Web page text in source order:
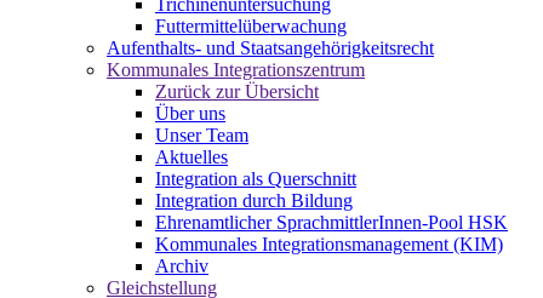
Futtermittelüberwachung
Aufenthalts- und Staatsangehörigkeitsrecht
Kommunales Integrationszentrum
Zurück zur Übersicht
Über uns
Unser Team
Aktuelles
Integration als Querschnitt
Integration durch Bildung
Ehrenamtlicher SprachmittlerInnen-Pool HSK
Kommunales Integrationsmanagement (KIM)
Archiv
Gleichstellung